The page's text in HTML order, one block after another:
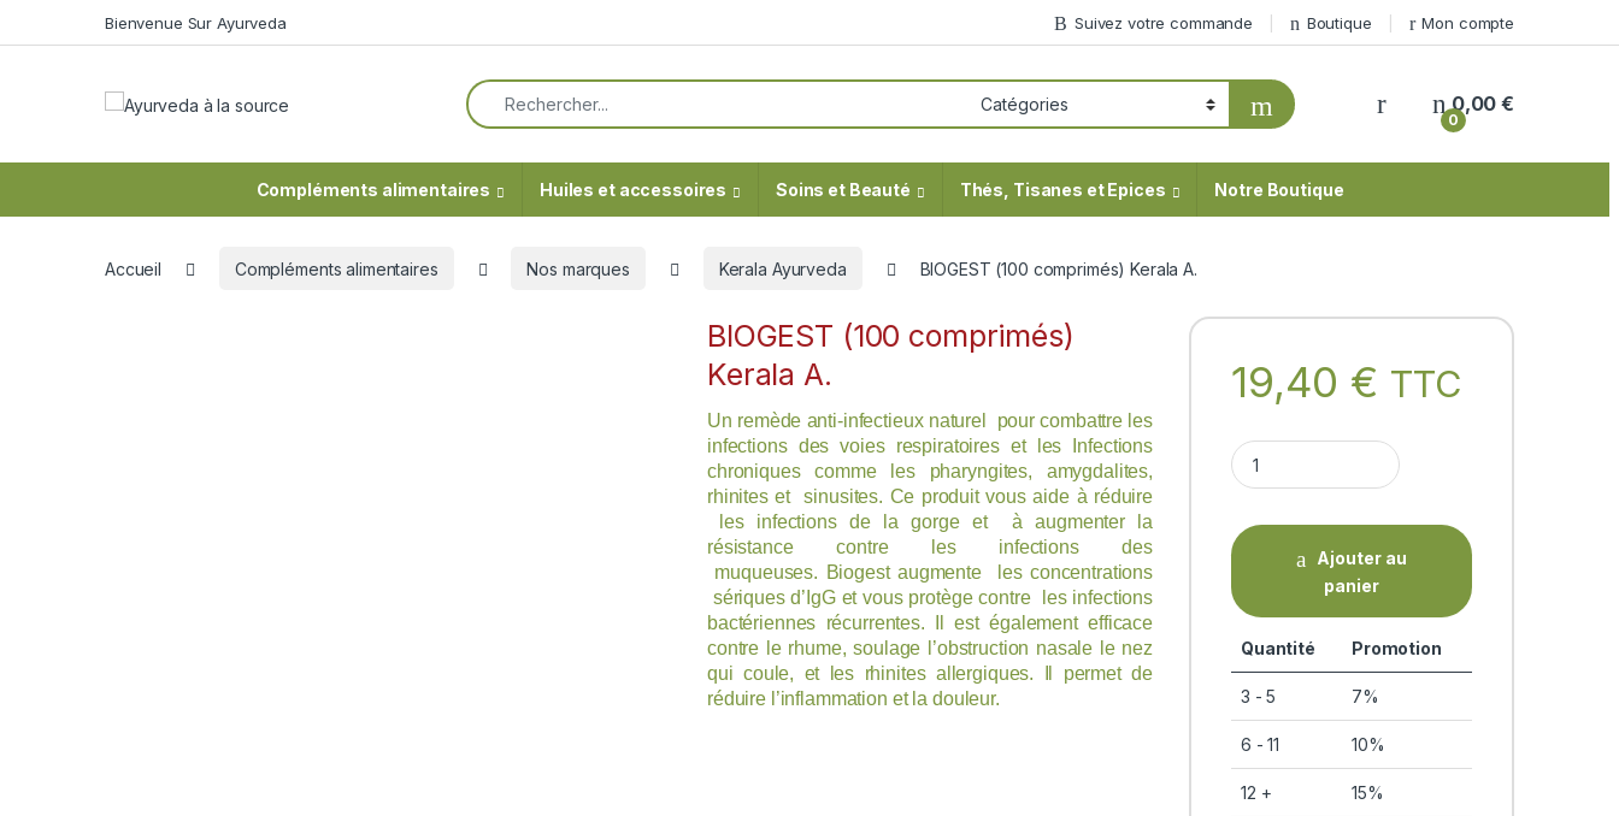
Bienvenue Sur Ayurveda Suivez votre commande Boutique Mon compte
Search for:
My Account
0
0,00€
Compléments alimentaires Huiles et accessoires Soins et Beauté Thés, Tisanes et Epices Notre Boutique
Accueil Compléments alimentaires Nos marques Kerala Ayurveda BIOGEST (100 comprimés) Kerala A.
BIOGEST (100 comprimés)
Kerala A.
Un remède anti-infectieux naturel pour combattre les
infections des voies respiratoires et les Infections
chroniques comme les pharyngites, amygdalites,
rhinites et sinusites. Ce produit vous aide à réduire
les infections de la gorge et à augmenter la
résistance contre les infections des
muqueuses. Biogest augmente les concentrations
sériques d’IgG et vous protège contre les infections
bactériennes récurrentes. Il est également efficace
contre le rhume, soulage l’obstruction nasale le nez
qui coule, et les rhinites allergiques. Il permet de
réduire l’inflammation et la douleur.
19,40 € TTC
BIOGEST (100 comprimés) Kerala A. quantity
Ajouter au
panier
Quantité Promotion
3 - 5 7%
6 - 11 10%
12 + 15%